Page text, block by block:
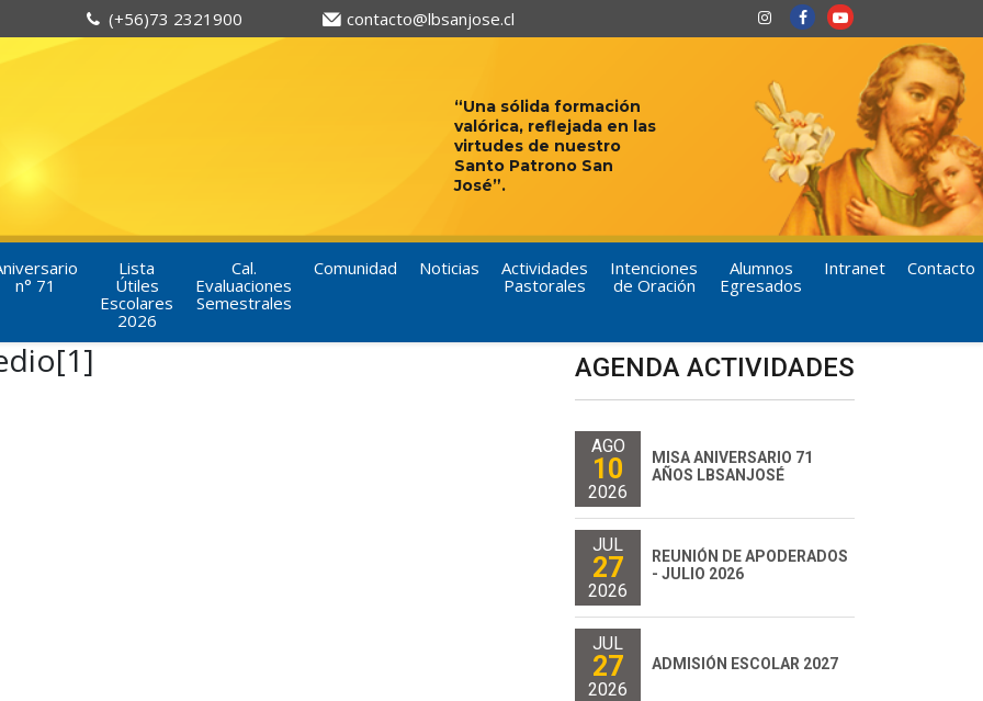
(+56)73 2321900 contacto@lbsanjose.cl
“Una sólida formación
valórica, reflejada en las
virtudes de nuestro
Santo Patrono San
José”.
n° 71
Lista
Útiles
Escolares
2026
Cal.
Evaluaciones
Semestrales
Comunidad Noticias
Actividades
Pastorales
Intenciones
de Oración
Alumnos
Egresados
Intranet Contacto
AGENDA ACTIVIDADES
AGO
10
2026
MISA ANIVERSARIO 71
AÑOS LBSANJOSÉ
JUL
27
2026
REUNIÓN DE APODERADOS
- JULIO 2026
JUL
27
2026
ADMISIÓN ESCOLAR 2027